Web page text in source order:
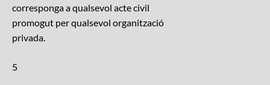
corresponga a qualsevol acte civil
promogut per qualsevol organització
privada.
5